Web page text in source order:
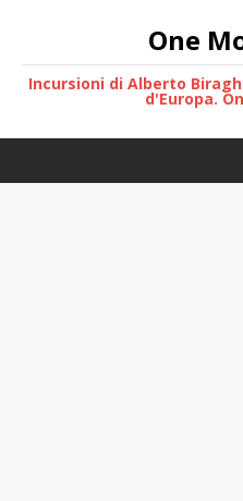
One
Incursioni di Alberto
d'Europa.